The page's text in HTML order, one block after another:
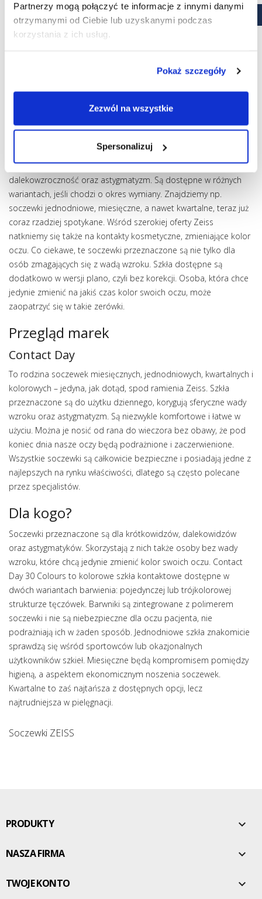
Partnerzy mogą połączyć te informacje z innymi danymi
otrzymanymi od Ciebie lub uzyskanymi podczas
korzystania z ich usług.
Pokaż szczegóły
Zezwól na wszystkie
Spersonalizuj
Care. W świecie optyki firma jest liczącym się graczem. Można
powiedzieć, że zmienia się on wraz z nią, gdyż to najnowsze
technologie opracowywane przez przedsiębiorstwo kształtują
Rodziny soczewek ZEISS
Szkła tego producenta korygują krótkowzroczność,
dalekowzroczność oraz astygmatyzm. Są dostępne w różnych
wariantach, jeśli chodzi o okres wymiany. Znajdziemy np.
soczewki jednodniowe, miesięczne, a nawet kwartalne, teraz już
coraz rzadziej spotykane. Wśród szerokiej oferty Zeiss
natkniemy się także na kontakty kosmetyczne, zmieniające kolor
oczu. Co ciekawe, te soczewki przeznaczone są nie tylko dla
osób zmagających się z wadą wzroku. Szkła dostępne są
dodatkowo w wersji plano, czyli bez korekcji. Osoba, która chce
jedynie zmienić na jakiś czas kolor swoich oczu, może
zaopatrzyć się w takie zerówki.
Przegląd marek
Contact Day
To rodzina soczewek miesięcznych, jednodniowych, kwartalnych i
kolorowych – jedyna, jak dotąd, spod ramienia Zeiss. Szkła
przeznaczone są do użytku dziennego, korygują sferyczne wady
wzroku oraz astygmatyzm. Są niezwykle komfortowe i łatwe w
użyciu. Można je nosić od rana do wieczora bez obawy, że pod
koniec dnia nasze oczy będą podrażnione i zaczerwienione.
Wszystkie soczewki są całkowicie bezpieczne i posiadają jedne z
najlepszych na rynku właściwości, dlatego są często polecane
przez specjalistów.
Dla kogo?
Soczewki przeznaczone są dla krótkowidzów, dalekowidzów
oraz astygmatyków. Skorzystają z nich także osoby bez wady
wzroku, które chcą jedynie zmienić kolor swoich oczu. Contact
Day 30 Colours to kolorowe szkła kontaktowe dostępne w
dwóch wariantach barwienia: pojedynczej lub trójkolorowej
strukturze tęczówek. Barwniki są zintegrowane z polimerem
soczewki i nie są niebezpieczne dla oczu pacjenta, nie
podrażniają ich w żaden sposób. Jednodniowe szkła znakomicie
sprawdzą się wśród sportowców lub okazjonalnych
użytkowników szkieł. Miesięczne będą kompromisem pomiędzy
higieną, a aspektem ekonomicznym noszenia soczewek.
Kwartalne to zaś najtańsza z dostępnych opcji, lecz
najtrudniejsza w pielęgnacji.
Soczewki ZEISS
PRODUKTY 
NASZA FIRMA 
TWOJE KONTO 